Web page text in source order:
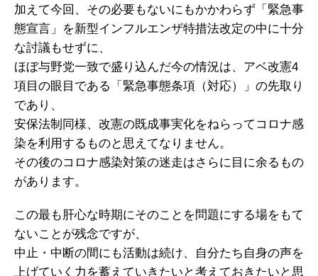
加えて今回、その必要もないにもかかわらず「緊急事
態宣言」を新型インフルエンザ特措法改定の中に十分
な討議もせずに、
ほぼ与野党一致で盛り込んだ今の情況は、アベ改憲4
項目の眼目である「緊急事態条項（対応）」の先取り
であり、
安保法制同様、改憲の既成事実化をねらってコロナ感
染を利用するものと思えてなりません。
その後のコロナ感染対策の迷走はさらに目に余るもの
があります。
この最も肝心な時期にそのことを問題にする場をもて
ないことが残念ですが、
中止・中断の間にも活動は続け、自分たち自身の声を
上げていく力を蓄えていきたいと考えておきたいと思